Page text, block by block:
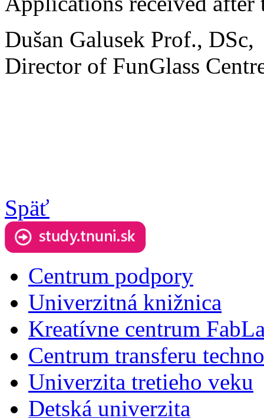
Dušan Galusek Prof., DSc,
Director of FunGlass
Späť
Centrum podpory
Univerzitná knižnica
Kreatívne centrum
Centrum transferu
Univerzita tretieho veku
Detská univerzita